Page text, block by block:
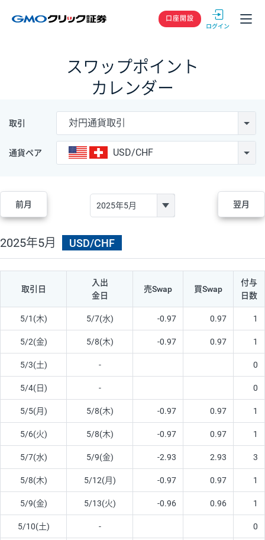
GMOクリック
口座開設
スワップポイント
カレンダー
取引 対円通貨取引
通貨ペア USD/CHF
前月 翌月
2025年5月 USD/CHF
取引日
入出
金日
売Swap 買Swap
付与
日数
5/1(木) 5/7(水) -0.97 0.97 1
5/2(金) 5/8(木) -0.97 0.97 1
5/3(土) - 0
5/4(日) - 0
5/5(月) 5/8(木) -0.97 0.97 1
5/6(火) 5/8(木) -0.97 0.97 1
5/7(水) 5/9(金) -2.93 2.93 3
5/8(木) 5/12(月) -0.97 0.97 1
5/9(金) 5/13(火) -0.96 0.96 1
5/10(土) - 0